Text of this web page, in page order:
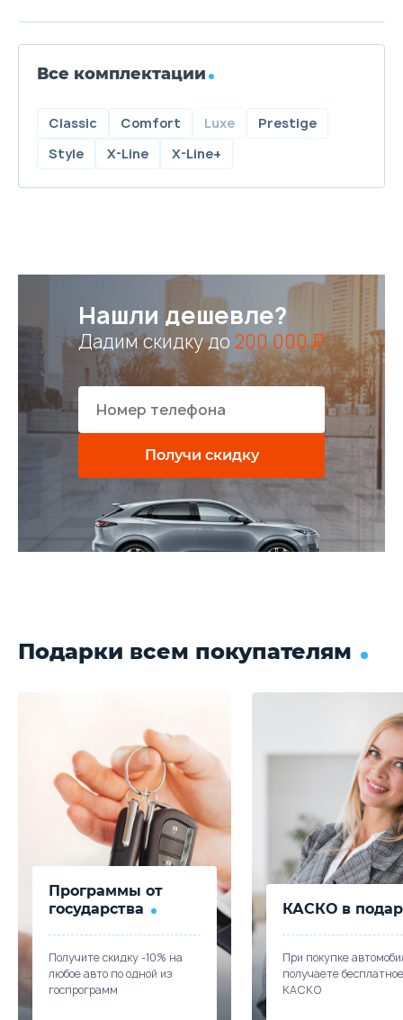
Все комплектации
Classic Comfort Luxe
Prestige
Style
X-Line X-Line+
Нашли дешевле?
Дадим скидку до 200 000 ₽
Получи скидку
Подарки всем покупателям
Программы от
государства
Получите скидку -10% на
любое авто по одной из
госпрограмм
КАСКО в
При покупке
получаете бесплатное
КАСКО